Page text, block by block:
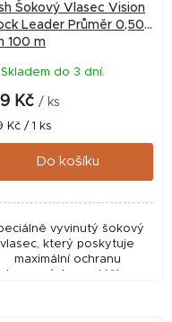
Šokový Vlasec Vision
Leader Průměr 0,50
100 m
Skladem do 3 dní.
Kč / ks
Kč / 1 ks
Do košíku
vyvinutý šokový
vlasec, který poskytuje
maximální ochranu
koncových montáží v